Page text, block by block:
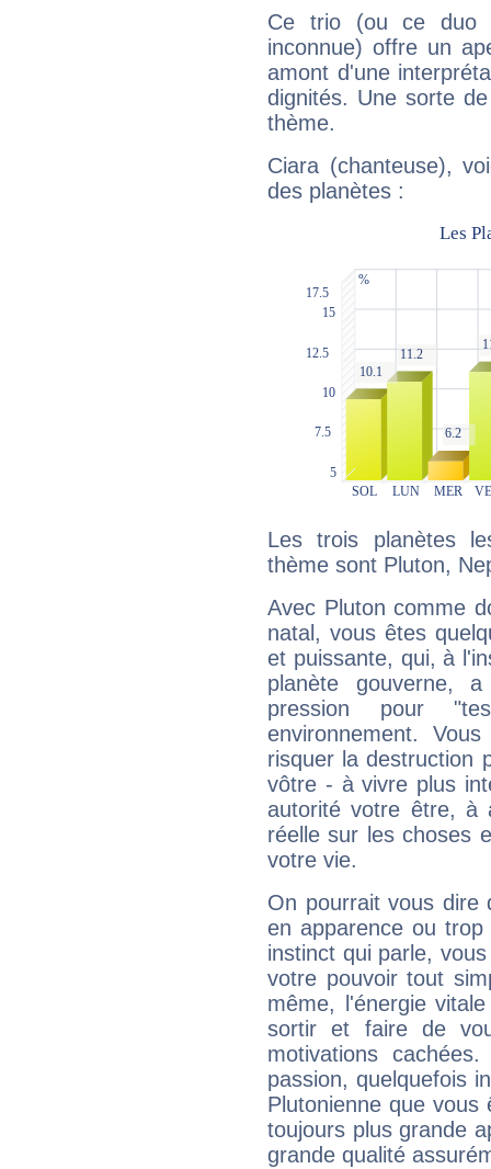
Ce trio (ou ce duo
inconnue) offre un
amont d'une
dignités. Une sorte
thème.
Ciara (chanteuse),
des planètes :
Les trois planètes
thème sont Pluton,
Avec Pluton comme
natal, vous êtes
et puissante, qui, à
planète gouverne,
pression pour
environnement.
risquer la destruction
vôtre - à vivre plus
autorité votre être, à
réelle sur les choses
votre vie.
On pourrait vous dire
en apparence ou
instinct qui parle,
votre pouvoir tout
même, l'énergie
sortir et faire de
motivations
passion, quelquefois
Plutonienne que
toujours plus grande
grande qualité